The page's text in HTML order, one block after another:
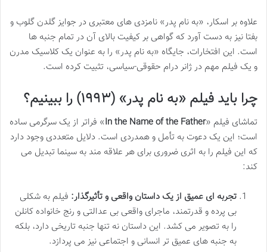
علاوه بر اسکار، «به نام پدر» نامزدی های معتبری در جوایز گلدن گلوب و
بفتا نیز به دست آورد که گواهی بر کیفیت بالای آن در تمام جنبه ها
است. این افتخارات، جایگاه «به نام پدر» را به عنوان یک کلاسیک مدرن
و یک فیلم مهم در ژانر درام حقوقی-سیاسی، تثبیت کرده است.
چرا باید فیلم «به نام پدر» (۱۹۹۳) را ببینیم؟
تماشای فیلم «In the Name of the Father» فراتر از یک سرگرمی ساده
است؛ این یک دعوت به تأمل و همدردی است. دلایل متعددی وجود دارد
که این فیلم را به اثری ضروری برای هر علاقه مند به سینما تبدیل می
کند:
تجربه ای عمیق از یک داستان واقعی و تأثیرگذار: فیلم به شکلی
بی پرده و قدرتمند، ماجرای واقعی بی عدالتی و رنج خانواده کانلن
را به تصویر می کشد. این داستان نه تنها جنبه تاریخی دارد، بلکه
به جنبه های عمیق تر انسانی و اجتماعی نیز می پردازد.